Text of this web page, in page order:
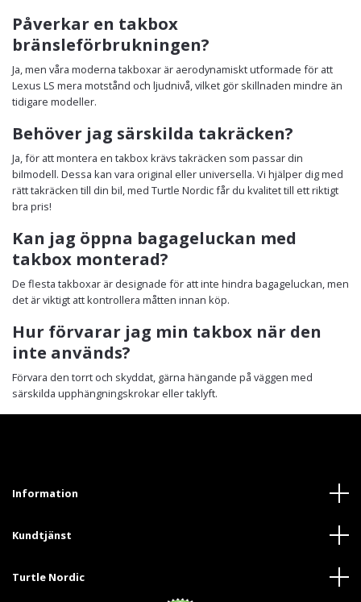
Påverkar en takbox
bränsleförbrukningen?
Ja, men våra moderna takboxar är aerodynamiskt utformade för att
Lexus LS mera motstånd och ljudnivå, vilket gör skillnaden mindre än
tidigare modeller.
Behöver jag särskilda takräcken?
Ja, för att montera en takbox krävs takräcken som passar din
bilmodell. Dessa kan vara original eller universella. Vi hjälper dig med
rätt takräcken till din bil, med Turtle Nordic får du kvalitet till ett riktigt
bra pris!
Kan jag öppna bagageluckan med
takbox monterad?
De flesta takboxar är designade för att inte hindra bagageluckan, men
det är viktigt att kontrollera måtten innan köp.
Hur förvarar jag min takbox när den
inte används?
Förvara den torrt och skyddat, gärna hängande på väggen med
särskilda upphängningskrokar eller taklyft.
Information
Kundtjänst
Turtle Nordic